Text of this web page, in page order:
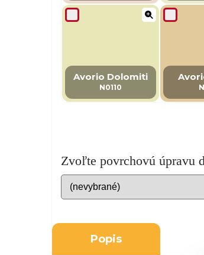
Avorio Dolomiti
N0110
Zvoľte povrchovú úpravu
Popis